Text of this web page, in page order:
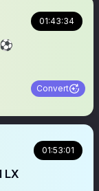
01:43:34
Convert
01:53:01
LX